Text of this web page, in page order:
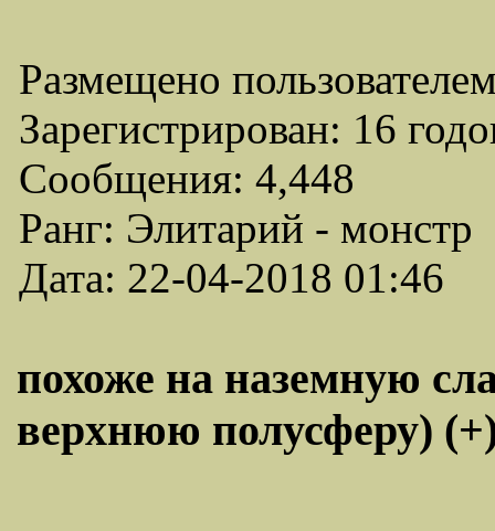
Размещено
Зарегистрирован: 16
Сообщения: 4,448
Ранг: Элитарий - монстр
Дата: 22-04-2018 01:46
похоже на наземную
верхнюю полусферу)